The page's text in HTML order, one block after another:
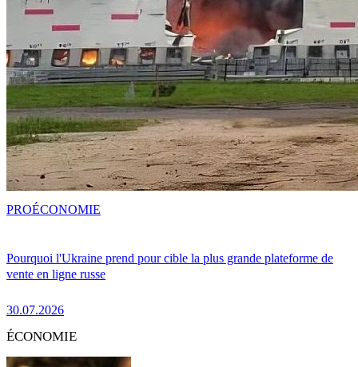
Pourquoi l'Ukraine prend pour cible la plus grande plateforme de
vente en ligne russe
30.07.2026
PROÉCONOMIE
ÉCONOMIE